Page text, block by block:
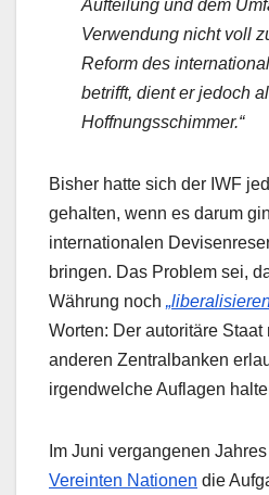
Aufteilung und dem
Verwendung nicht voll
Reform des
betrifft, dient er jedoch
Hoffnungsschimmer.“
Bisher hatte sich der IWF
gehalten, wenn es darum
internationalen
bringen. Das Problem sei,
Währung noch
Worten: Der autoritäre Staat
anderen Zentralbanken
irgendwelche Auflagen
Im Juni vergangenen
Vereinten Nationen die